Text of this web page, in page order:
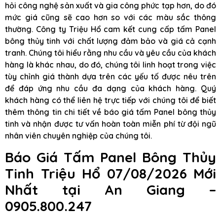
hỏi công nghệ sản xuất và gia công phức tạp hơn, do đó
mức giá cũng sẽ cao hơn so với các màu sắc thông
thường. Công ty Triệu Hổ cam kết cung cấp tấm Panel
bông thủy tinh với chất lượng đảm bảo và giá cả cạnh
tranh. Chúng tôi hiểu rằng nhu cầu và yêu cầu của khách
hàng là khác nhau, do đó, chúng tôi linh hoạt trong việc
tùy chỉnh giá thành dựa trên các yếu tố được nêu trên
để đáp ứng nhu cầu đa dạng của khách hàng. Quý
khách hàng có thể liên hệ trực tiếp với chúng tôi để biết
thêm thông tin chi tiết về báo giá tấm Panel bông thủy
tinh và nhận được tư vấn hoàn toàn miễn phí từ đội ngũ
nhân viên chuyên nghiệp của chúng tôi.
Báo Giá Tấm Panel Bông Thủy
Tinh Triệu Hổ 07/08/2026 Mới
Nhất tại An Giang –
0905.800.247